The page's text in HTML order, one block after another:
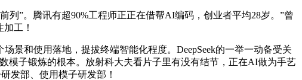
”。腾讯有超90%工程师正正在借帮AI编码，创业者平均28岁。”曾
工！
和使用落地，提拔终端智能化程度。DeepSeek的一举一动备受关
模子锻炼的根本。放射科大夫看片子里有没有结节，正在AI做为手艺
发部、使用模子研发部！